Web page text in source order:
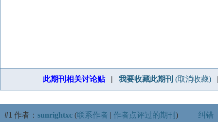
此期刊相关讨论贴| 我要收藏此期刊 (取消收藏)
#1 作者： sunrightxc (联系作者 | 作者点评过的期刊 )
纠错